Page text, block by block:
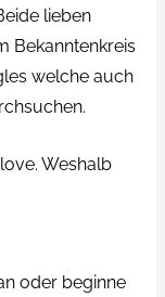
lieben
Bekanntenkreis
welche auch
Weshalb
oder beginne